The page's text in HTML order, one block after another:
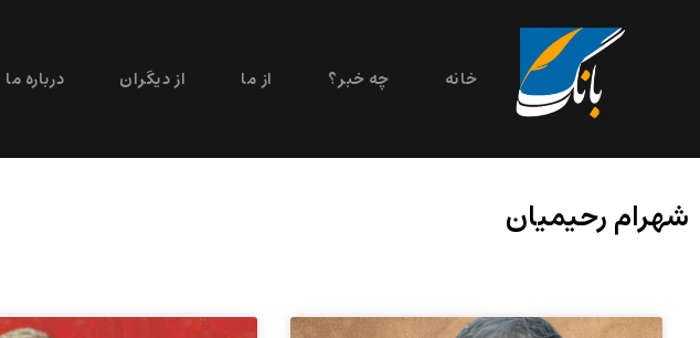
خانه چه خبر؟ از ما از دیگران درباره ما
شهرام رحیمیان